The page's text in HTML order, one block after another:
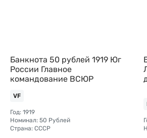
Банкнота 50 рублей 1919 Юг
России Главное
командование ВСЮР
VF
Год: 1919
Номинал: 50 Рублей
Страна: СССР